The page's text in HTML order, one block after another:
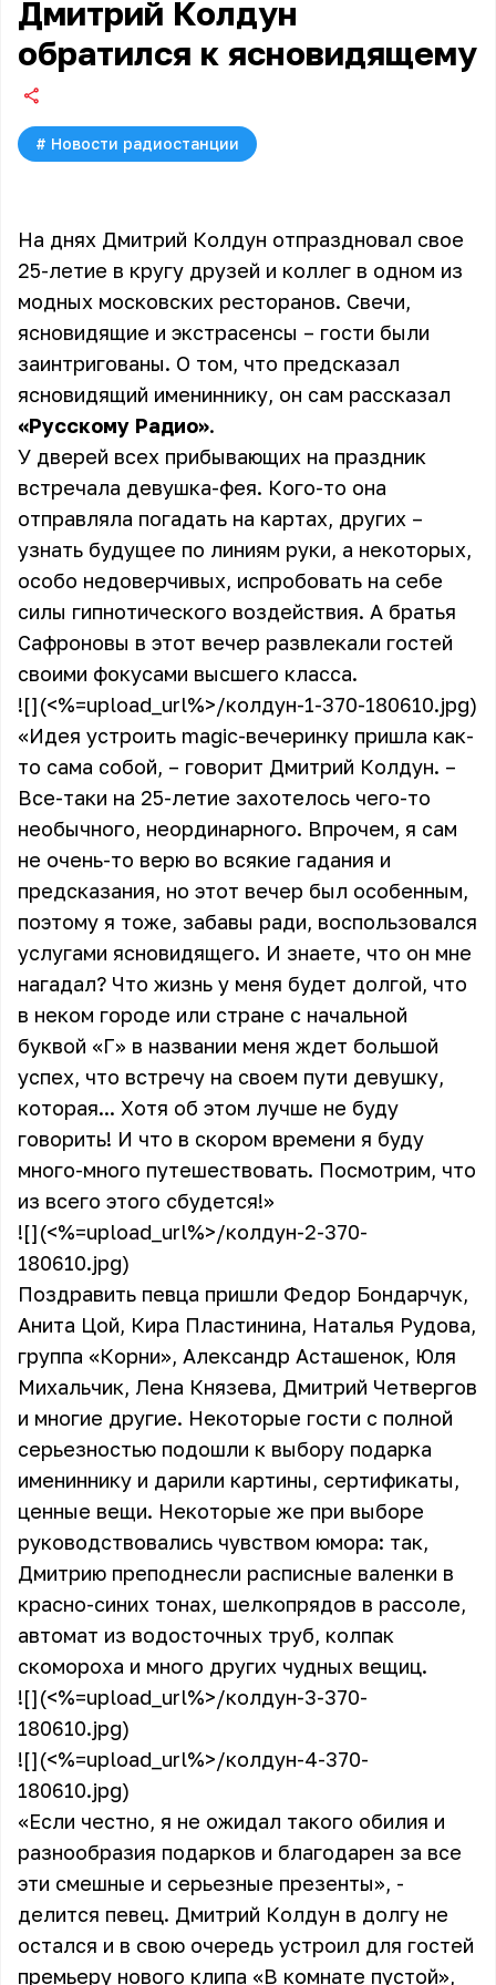
Дмитрий Колдун
обратился к ясновидящему
# Новости радиостанции
На днях Дмитрий Колдун отпраздновал свое
25-летие в кругу друзей и коллег в одном из
модных московских ресторанов. Свечи,
ясновидящие и экстрасенсы – гости были
заинтригованы. О том, что предсказал
ясновидящий имениннику, он сам рассказал
«Русскому Радио».
У дверей всех прибывающих на праздник
встречала девушка-фея. Кого-то она
отправляла погадать на картах, других –
узнать будущее по линиям руки, а некоторых,
особо недоверчивых, испробовать на себе
силы гипнотического воздействия. А братья
Сафроновы в этот вечер развлекали гостей
своими фокусами высшего класса.
![](<%=upload_url%>/колдун-1-370-180610.jpg)
«Идея устроить magic-вечеринку пришла как-
то сама собой, – говорит Дмитрий Колдун. –
Все-таки на 25-летие захотелось чего-то
необычного, неординарного. Впрочем, я сам
не очень-то верю во всякие гадания и
предсказания, но этот вечер был особенным,
поэтому я тоже, забавы ради, воспользовался
услугами ясновидящего. И знаете, что он мне
нагадал? Что жизнь у меня будет долгой, что
в неком городе или стране с начальной
буквой «Г» в названии меня ждет большой
успех, что встречу на своем пути девушку,
которая... Хотя об этом лучше не буду
говорить! И что в скором времени я буду
много-много путешествовать. Посмотрим, что
из всего этого сбудется!»
![](<%=upload_url%>/колдун-2-370-
180610.jpg)
Поздравить певца пришли Федор Бондарчук,
Анита Цой, Кира Пластинина, Наталья Рудова,
группа «Корни», Александр Асташенок, Юля
Михальчик, Лена Князева, Дмитрий Четвергов
и многие другие. Некоторые гости с полной
серьезностью подошли к выбору подарка
имениннику и дарили картины, сертификаты,
ценные вещи. Некоторые же при выборе
руководствовались чувством юмора: так,
Дмитрию преподнесли расписные валенки в
красно-синих тонах, шелкопрядов в рассоле,
автомат из водосточных труб, колпак
скомороха и много других чудных вещиц.
![](<%=upload_url%>/колдун-3-370-
180610.jpg)
![](<%=upload_url%>/колдун-4-370-
180610.jpg)
«Если честно, я не ожидал такого обилия и
разнообразия подарков и благодарен за все
эти смешные и серьезные презенты», -
делится певец. Дмитрий Колдун в долгу не
остался и в свою очередь устроил для гостей
премьеру нового клипа «В комнате пустой»,